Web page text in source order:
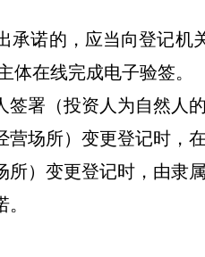
诺的，应当向登记
体在线完成电子验签。
署（投资人为自然人
场所）变更登记时，在
）变更登记时，由隶